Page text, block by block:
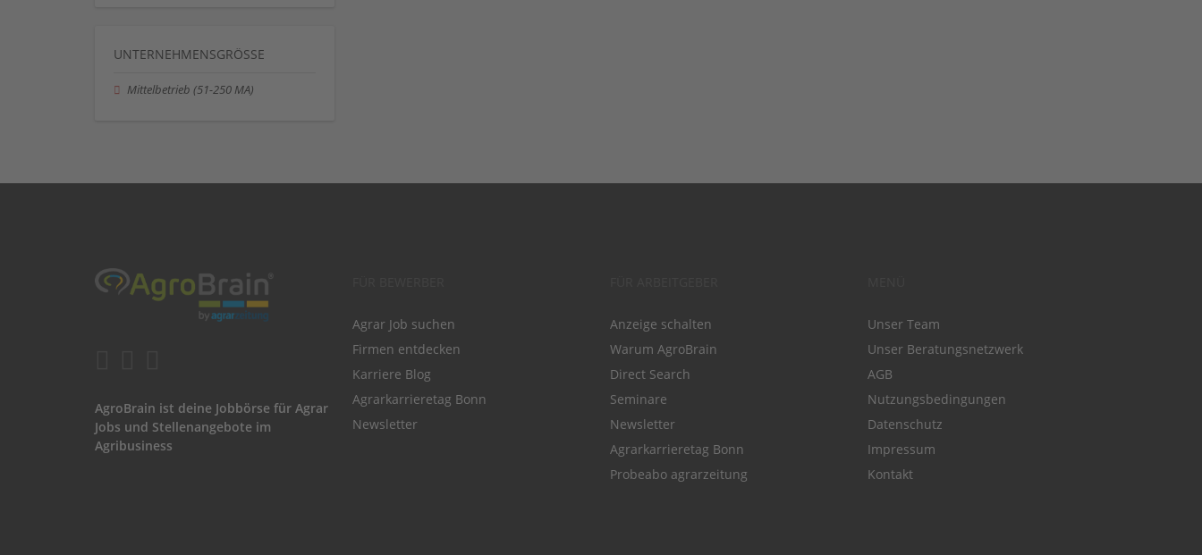
UNTERNEHMENSGRÖSSE
Mittelbetrieb (51-250 MA)
AgroBrain ist deine Jobbörse für Agrar
Jobs und Stellenangebote im
Agribusiness
Agrar Job suchen
Firmen entdecken
Karriere Blog
Agrarkarrieretag Bonn
Newsletter
Anzeige schalten
Warum AgroBrain
Direct Search
Seminare
Newsletter
Agrarkarrieretag Bonn
Probeabo agrarzeitung
Unser Team
Unser Beratungsnetzwerk
AGB
Nutzungsbedingungen
Datenschutz
Impressum
Kontakt